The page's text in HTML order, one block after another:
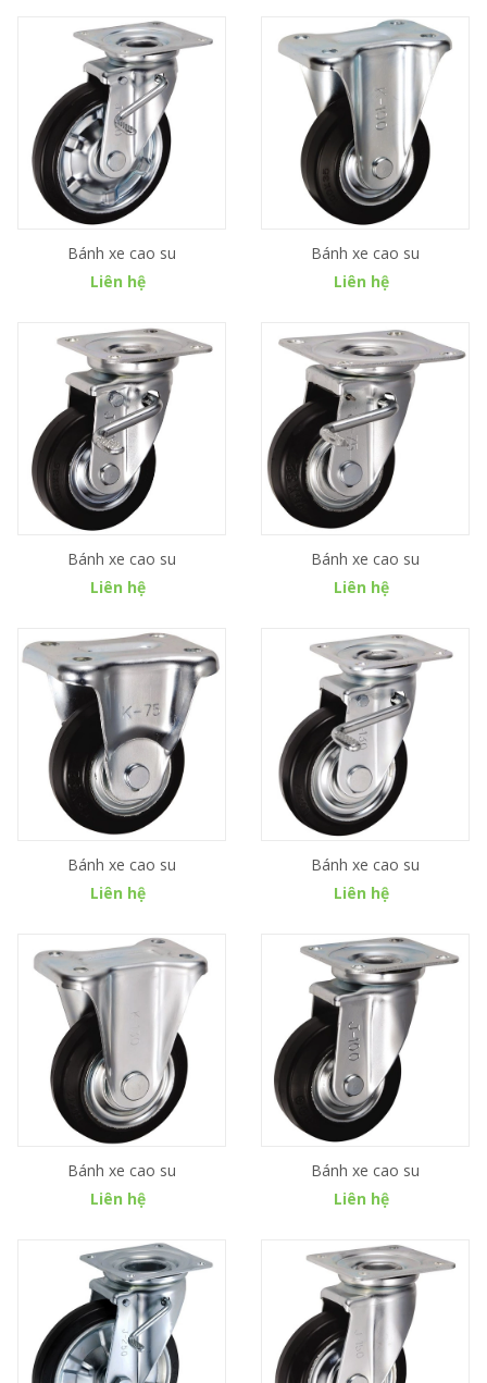
Bánh xe cao su
Liên hệ
Bánh xe cao su
Liên hệ
Bánh xe cao su
Liên hệ
Bánh xe cao su
Liên hệ
Bánh xe cao su
Liên hệ
Bánh xe cao su
Liên hệ
Bánh xe cao su
Liên hệ
Bánh xe cao su
Liên hệ